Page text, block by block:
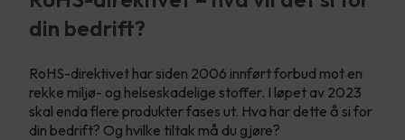
din bedrift?
RoHS-direktivet har siden 2006 innført forbud mot en
rekke miljø- og helseskadelige stoffer. I løpet av 2023
skal enda flere produkter fases ut. Hva har dette å si for
din bedrift? Og hvilke tiltak må du gjøre?